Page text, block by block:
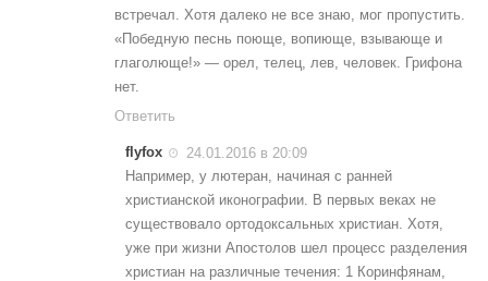
встречал. Хотя далеко не все знаю, мог пропустить.
«Победную песнь поюще, вопиюще, взывающе и
глаголюще!» — орел, телец, лев, человек. Грифона
нет.
Ответить
flyfox
24.01.2016 в 20:09
Например, у лютеран, начиная с ранней
христианской иконографии. В первых веках не
существовало ортодоксальных христиан. Хотя,
уже при жизни Апостолов шел процесс разделения
христиан на различные течения: 1 Коринфянам,